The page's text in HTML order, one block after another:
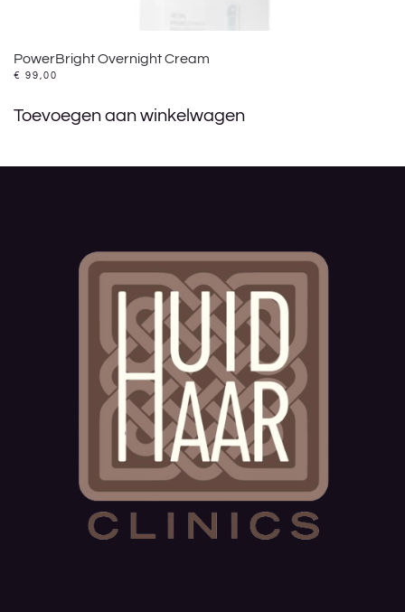
PowerBright Overnight Cream
€ 99,00
Toevoegen aan winkelwagen